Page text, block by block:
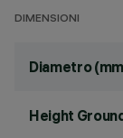
DIMENSIONI
Diametro
Height